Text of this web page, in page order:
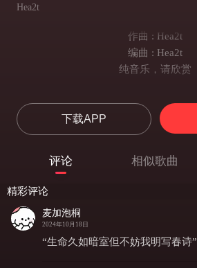
Hea2t
作曲 : Hea2t
编曲 : Hea2t
纯音乐，请欣赏
下载APP
评论 相似歌曲
精彩评论
麦加泡桐
2024年10月18日
“生命久如暗室但不妨我明写春诗”